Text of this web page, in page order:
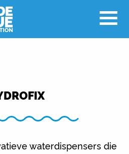
waterdispensers die